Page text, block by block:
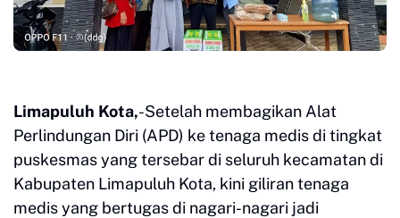
Limapuluh Kota,-Setelah membagikan Alat
Perlindungan Diri (APD) ke tenaga medis di tingkat
puskesmas yang tersebar di seluruh kecamatan di
Kabupaten Limapuluh Kota, kini giliran tenaga
medis yang bertugas di nagari-nagari jadi